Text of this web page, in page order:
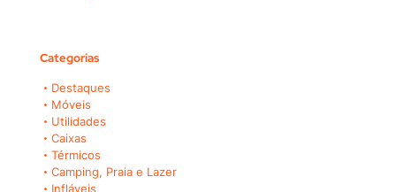
Categorias
Destaques
Móveis
Utilidades
Caixas
Térmicos
Camping, Praia e Lazer
Infláveis